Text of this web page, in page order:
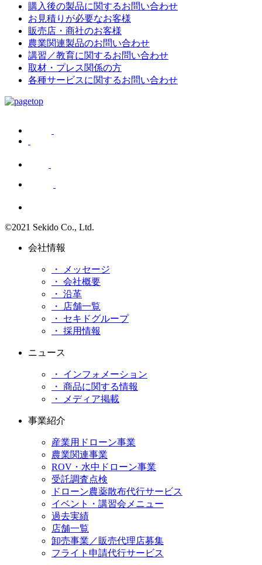
購入後の製品に関するお問い合わせ
お見積りが必要なお客様
販売店・商社のお客様
農業関連製品のお問い合わせ
講習／教育に関するお問い合わせ
取材・プレス関係の方
各種サービスに関するお問い合わせ
©2021 Sekido Co., Ltd.
会社情報
・ メッセージ
・ 会社概要
・ 沿革
・ 店舗一覧
・ セキドグループ
・ 採用情報
ニュース
・ インフォメーション
・ 商品に関する情報
・ メディア掲載
事業紹介
産業用ドローン事業
農業関連事業
ROV・水中ドローン事業
受託調査点検
ドローン農薬散布代行サービス
イベント・講習会メニュー
過去実績
店舗一覧
卸売事業／販売代理店募集
フライト申請代行サービス